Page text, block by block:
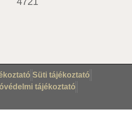
Süti tájékoztató
tájékoztató